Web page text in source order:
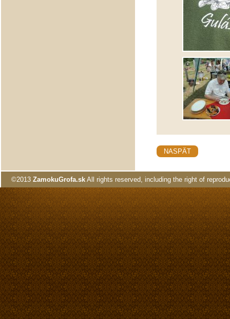
NASPÄT
©2013 ZamokuGrofa.sk All rights reserved, including the right of